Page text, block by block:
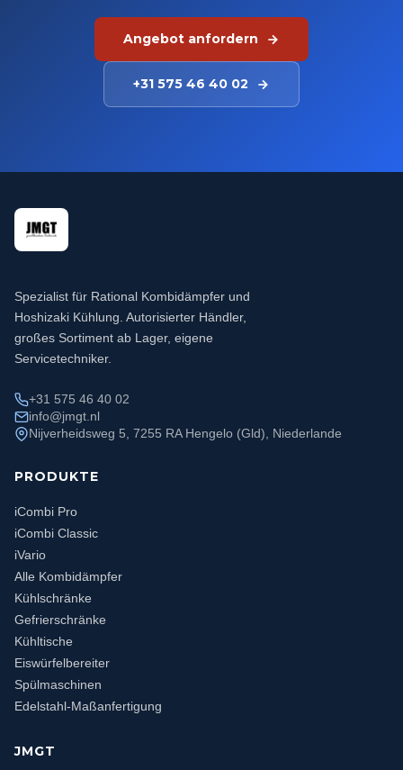
Angebot anfordern
+31 575 46 40 02
Spezialist für Rational Kombidämpfer und
Hoshizaki Kühlung. Autorisierter Händler,
großes Sortiment ab Lager, eigene
Servicetechniker.
+31 575 46 40 02
info@jmgt.nl
Nijverheidsweg 5, 7255 RA Hengelo (Gld), Niederlande
PRODUKTE
iCombi Pro
iCombi Classic
iVario
Alle Kombidämpfer
Kühlschränke
Gefrierschränke
Kühltische
Eiswürfelbereiter
Spülmaschinen
Edelstahl-Maßanfertigung
JMGT